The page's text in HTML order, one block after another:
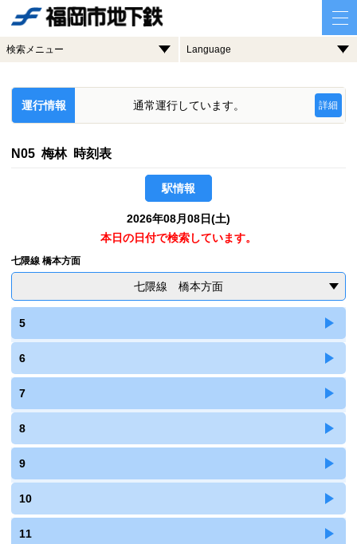
検索メニュー Language
運行情報 通常運行しています。 詳細
N05 梅林 時刻表
駅情報
2026年08月08日(土)
本日の日付で検索しています。
七隈線 橋本方面
七隈線 橋本方面
5
6
7
8
9
10
11